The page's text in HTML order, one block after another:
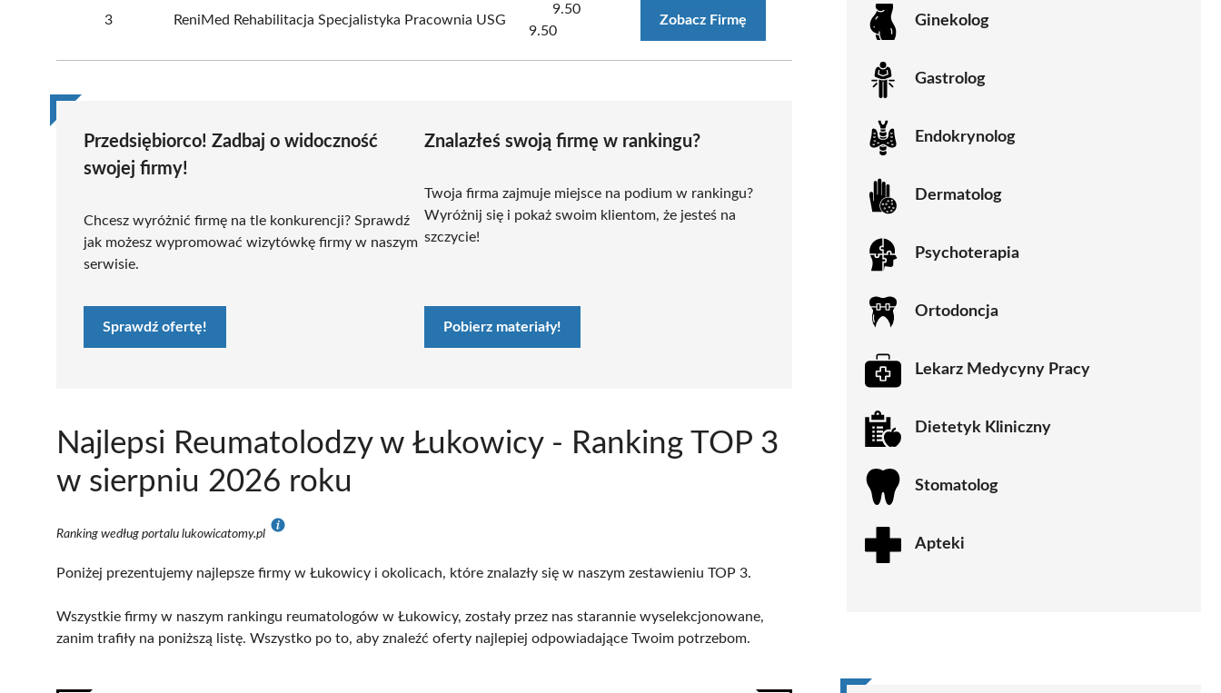
3 ReniMed Rehabilitacja Specjalistyka Pracownia USG
9.50
9.50
Zobacz Firmę
Przedsiębiorco! Zadbaj o widoczność
swojej firmy!
Chcesz wyróżnić firmę na tle konkurencji? Sprawdź
jak możesz wypromować wizytówkę firmy w naszym
serwisie.
Sprawdź ofertę!
Znalazłeś swoją firmę w rankingu?
Twoja firma zajmuje miejsce na podium w rankingu?
Wyróżnij się i pokaż swoim klientom, że jesteś na
szczycie!
Pobierz materiały!
Najlepsi Reumatolodzy w Łukowicy - Ranking TOP 3
w sierpniu 2026 roku
Ranking według portalu lukowicatomy.pl
Poniżej prezentujemy najlepsze firmy w Łukowicy i okolicach, które znalazły się w naszym zestawieniu TOP 3.
Wszystkie firmy w naszym rankingu reumatologów w Łukowicy, zostały przez nas starannie wyselekcjonowane,
zanim trafiły na poniższą listę. Wszystko po to, aby znaleźć oferty najlepiej odpowiadające Twoim potrzebom.
Ginekolog
Gastrolog
Endokrynolog
Dermatolog
Psychoterapia
Ortodoncja
Lekarz Medycyny Pracy
Dietetyk Kliniczny
Stomatolog
Apteki